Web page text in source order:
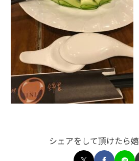
シェアをして頂けたら